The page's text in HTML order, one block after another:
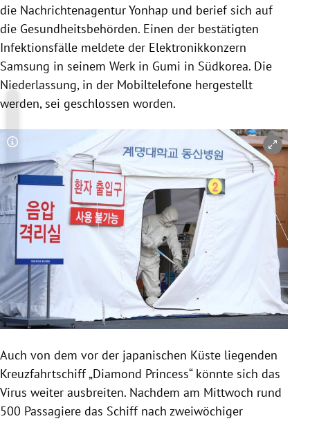
die NachrichtenagenturYonhap und berief sich auf
die Gesundheitsbehörden. Einen der bestätigten
Infektionsfälle meldete der Elektronikkonzern
Samsung in seinem Werk in Gumi in Südkorea. Die
Niederlassung, in der Mobiltelefone hergestellt
werden, sei geschlossen worden.
Copyright-Hinweis öffnen/schließen
Auch von dem vor der japanischen Küste liegenden
Kreuzfahrtschiff „Diamond Princess“ könnte sich das
Virus weiter ausbreiten. Nachdem am Mittwoch rund
500 Passagiere das Schiffnach zweiwöchiger